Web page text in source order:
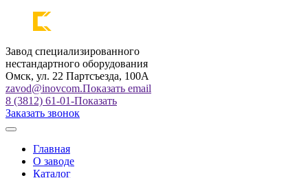
Завод специализированного
нестандартного оборудования
Омск, ул. 22 Партсъезда, 100А
zavod@inovcom.Показать email
8 (3812) 61-01-Показать
Заказать звонок
Главная
О заводе
Каталог